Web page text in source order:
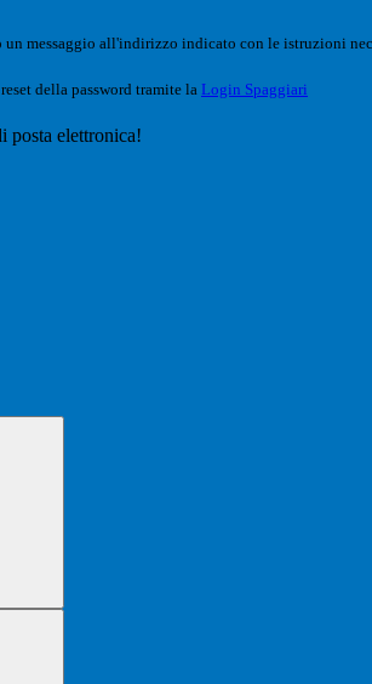
un messaggio all'indirizzo indicato con le istruzioni
della password tramite la Login Spaggiari
posta elettronica!